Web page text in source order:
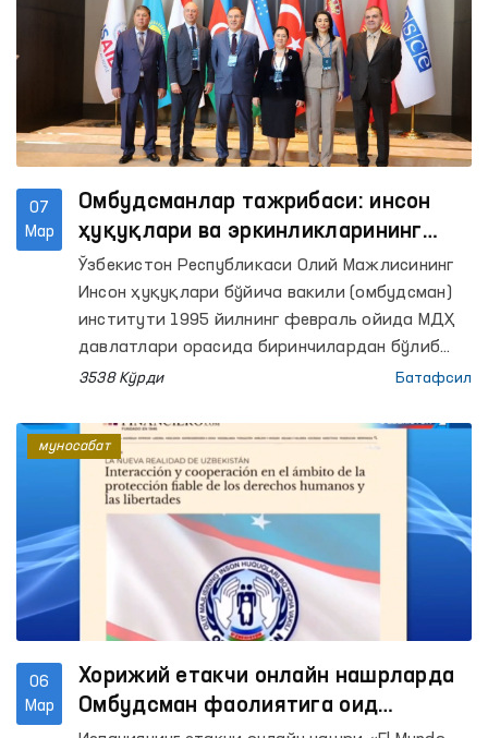
07
Мар
Омбудсманлар тажрибаси: инсон
ҳуқуқлари ва эркинликларининг
ишончли ҳимояси борасида ўзаро
ҳамкорлик
Ўзбекистон Республикаси Олий Мажлисининг
Инсон ҳуқуқлари бўйича вакили (омбудсман)
институти 1995 йилнинг февраль ойида МДҲ
давлатлари орасида биринчилардан бўлиб
Ўзбекистонда жорий этилган. Куни кеча
ортиқ хорижий мамлакатларнинг инсон ҳуқуқ
ва эркинликларини ҳимоя қилувчи ваколатли
органлари ва Омбудсманлари билан
биргаликда Самарқанд шаҳрида нишонлади.
3538 Кўрди Батафсил
06
Мар
Хорижий етакчи онлайн нашрларда
Омбудсман фаолиятига оид
муносабат